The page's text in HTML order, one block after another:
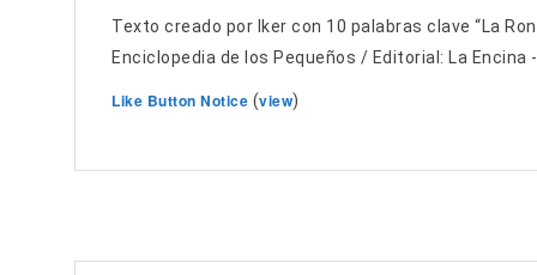
Texto creado por Iker con 10 palabras clave “La
Enciclopedia de los Pequeños / Editorial: La Encina
Like Button Notice (view)